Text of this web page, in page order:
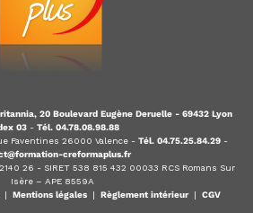
20 Boulevard Eugène Deruelle - 69432 Lyon
03- Tél. 04.78.08.98.88
Faventines 26000 Valence - Tél. 04.75.25.84.29-
creformaplus.fr
26 - SIRET 538 815 432 00033 RCS Romans Sur
Isère – APE 8559A
Mentions légales| Règlement intérieur| CGV